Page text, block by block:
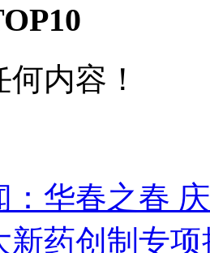
内容！
：华春之春
新药创制专